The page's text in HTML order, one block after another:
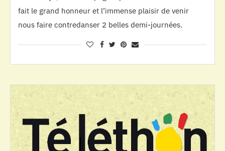
fait le grand honneur et l’immense plaisir de venir
nous faire contredanser 2 belles demi-journées.